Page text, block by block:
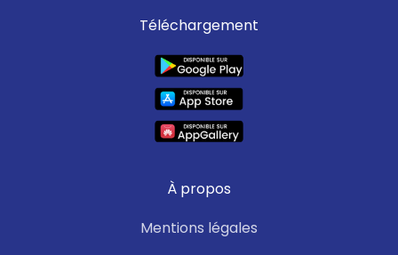
Téléchargement
À propos
Mentions légales